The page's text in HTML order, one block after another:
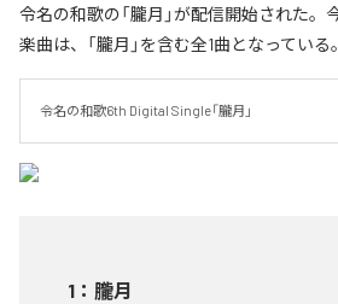
令名の和歌の「朧月」が配信開始された。
楽曲は、「朧月」を含む全1曲となっている。
令名の和歌6th Digital Single「朧月」
1 ： 朧月